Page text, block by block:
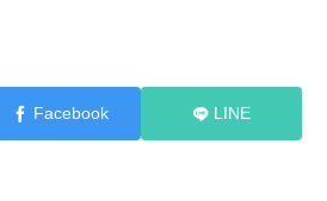
Facebook LINE